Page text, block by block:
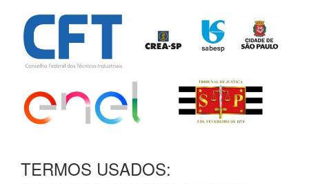
TERMOS USADOS: